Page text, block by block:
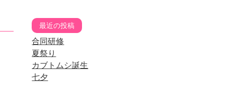
最近の投稿
合同研修
夏祭り
カブトムシ誕生
七夕